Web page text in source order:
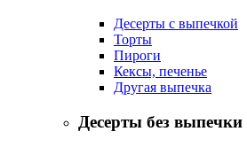
Десерты с выпечкой
Торты
Пироги
Кексы, печенье
Другая выпечка
Десерты без выпечки